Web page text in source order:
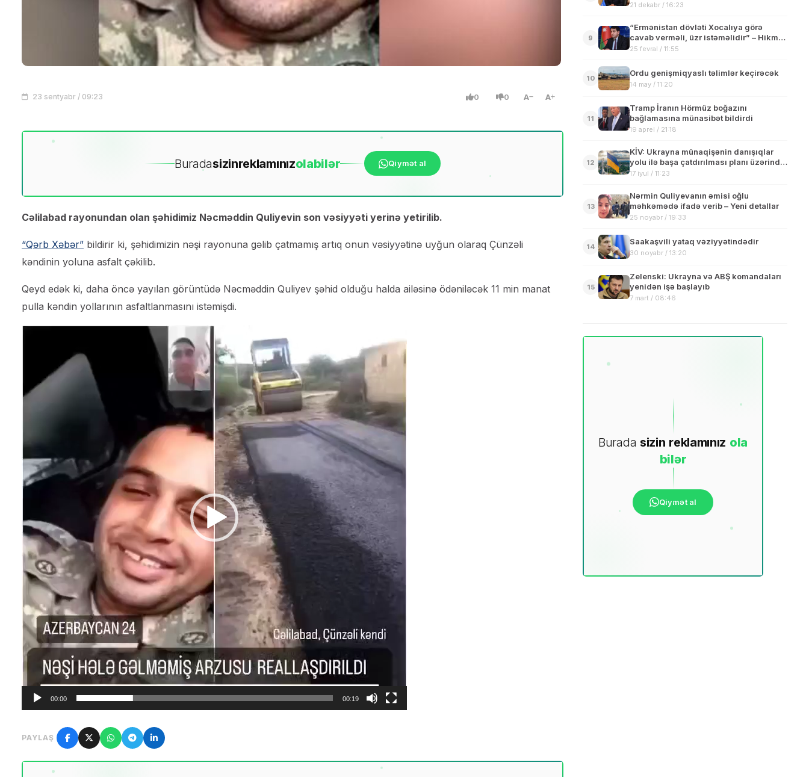
23 sentyabr / 09:23 0 0 A A
Buradasizinreklamınızolabilər Qiymət al
Cəlilabad rayonundan olan şəhidimiz Nəcməddin Quliyevin son vəsiyyəti yerinə yetirilib.
“Qərb Xəbər” bildirir ki, şəhidimizin nəşi rayonuna gəlib çatmamış artıq onun vəsiyyətinə uyğun olaraq Çünzəli
kəndinin yoluna asfalt çəkilib.
Qeyd edək ki, daha öncə yayılan görüntüdə Nəcməddin Quliyev şəhid olduğu halda ailəsinə ödəniləcək 11 min manat
pulla kəndin yollarının asfaltlanmasını istəmişdi.
00:00 00:19
PAYLAŞ
21 dekabr / 16:23
9
“Ermənistan dövləti Xocalıya görə
cavab verməli, üzr istəməlidir” – Hikmət
Hacıyevdən SƏRT ÇIXIŞ
25 fevral / 11:55
10
Ordu genişmiqyaslı təlimlər keçirəcək
14 may / 11:20
11
Tramp İranın Hörmüz boğazını
bağlamasına münasibət bildirdi
19 aprel / 21:18
12
KİV: Ukrayna münaqişənin danışıqlar
yolu ilə başa çatdırılması planı üzərində
işləyir
17 iyul / 11:23
13
Nərmin Quliyevanın əmisi oğlu
məhkəmədə ifadə verib – Yeni detallar
25 noyabr / 19:33
14
Saakaşvili yataq vəziyyətindədir
30 noyabr / 13:20
15
Zelenski: Ukrayna və ABŞ komandaları
yenidən işə başlayıb
7 mart / 08:46
Burada sizin reklamınız ola
bilər
Qiymət al